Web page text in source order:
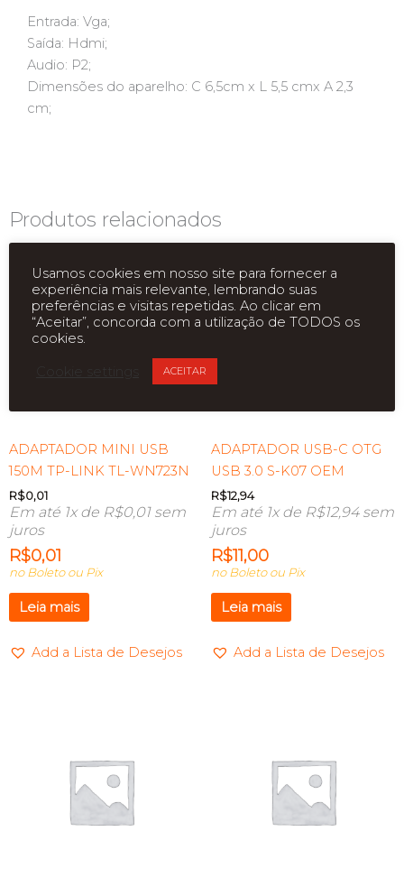
Entrada: Vga;
Saída: Hdmi;
Audio: P2;
Dimensões do aparelho: C 6,5cm x L 5,5 cmx A 2,3
cm;
Produtos relacionados
ADAPTADOR MINI USB
150M TP-LINK TL-WN723N
R$0,01
Em até 1x de R$0,01sem
juros
R$0,01
no Boleto ou Pix
Leia mais
Add a Lista de Desejos
ADAPTADOR USB-C OTG
USB 3.0 S-K07 OEM
R$12,94
Em até 1x de R$12,94sem
juros
R$11,00
no Boleto ou Pix
Leia mais
Add a Lista de Desejos
Usamos cookies em nosso site para fornecer a
experiência mais relevante, lembrando suas
preferências e visitas repetidas. Ao clicar em
“Aceitar”, concorda com a utilização de TODOS os
cookies.
ACEITAR